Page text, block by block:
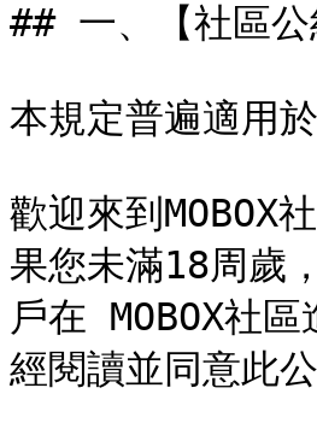
## 一、【社區公
本規定普遍適用
歡迎來到MOBOX
果您未滿18周歲
戶在 MOBOX社
經閱讀並同意此